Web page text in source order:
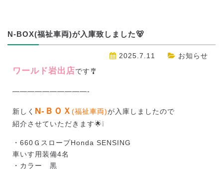
N-BOX(福祉車両)が入庫致しました🐻
2025.7.11 お知らせ
ワールド岩出店です🎐
——————————-
新しく N‐ＢＯＸ (福祉車両)が入庫しましたので
紹介させていただきます🌟❕
・660ＧスロープHonda SENSING
車いす用装備4名
・カラー 黒